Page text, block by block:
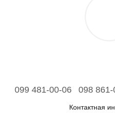
099 481-00-06 098 861-
Контактная